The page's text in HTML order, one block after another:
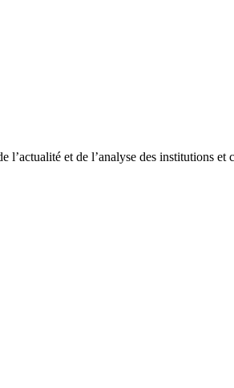
et de l’analyse des institutions